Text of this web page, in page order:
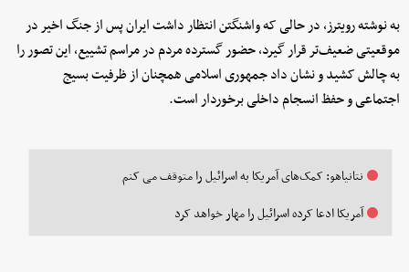
به نوشته رویترز، در حالی که واشنگتن انتظار داشت ایران پس از جنگ اخیر در
موقعیتی ضعیف‌تر قرار گیرد، حضور گسترده مردم در مراسم تشییع، این تصور را
به چالش کشید و نشان داد جمهوری اسلامی همچنان از ظرفیت بسیج
اجتماعی و حفظ انسجام داخلی برخوردار است.
نتانیاهو: کمک‌های آمریکا به اسرائیل را متوقف می کنم
آمریکا ادعا کرده اسرائیل را مهار خواهد کرد